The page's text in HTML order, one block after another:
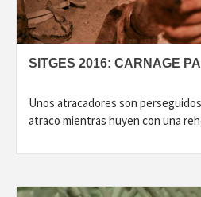
SITGES 2016: CARNAGE
Unos atracadores son
atraco mientras huyen con una